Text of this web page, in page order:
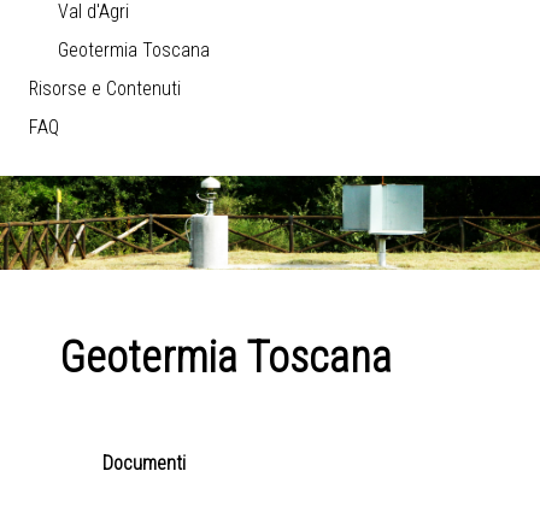
Val d'Agri
Geotermia Toscana
Risorse e Contenuti
FAQ
Geotermia Toscana
Documenti